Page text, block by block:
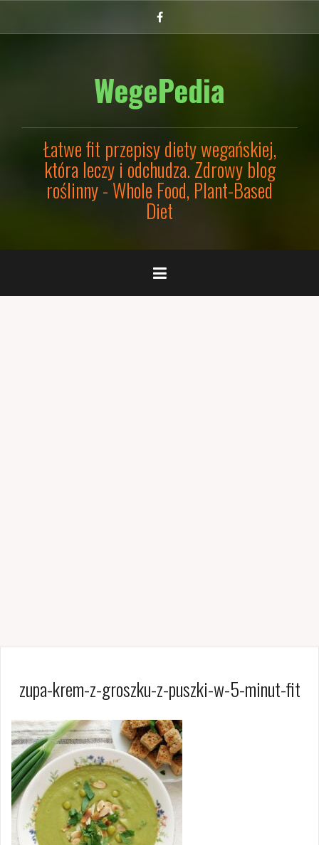
do
WegePedia
Łatwe fit przepisy diety wegańskiej,
która leczy i odchudza. Zdrowy blog
roślinny - Whole Food, Plant-Based
Diet
zupa-krem-z-groszku-z-puszki-w-5-minut-fit